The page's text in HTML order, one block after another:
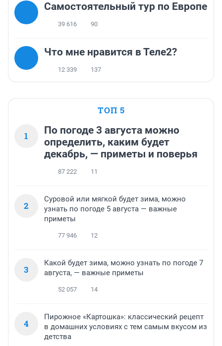
Самостоятельный тур по Европе
39 616 90
Что мне нравится в Теле2?
12 339 137
ТОП 5
1
По погоде 3 августа можно
определить, каким будет
декабрь, — приметы и поверья
87 222 11
2
Суровой или мягкой будет зима, можно
узнать по погоде 5 августа — важные
приметы
77 946 12
3
Какой будет зима, можно узнать по погоде 7
августа, — важные приметы
52 057 14
4
Пирожное «Картошка»: классический рецепт
в домашних условиях с тем самым вкусом из
детства